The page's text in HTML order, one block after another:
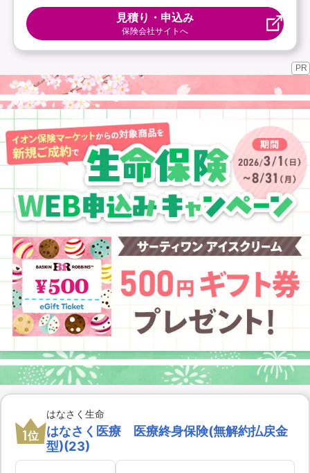
見積り・申込み
保険会社サイトへ
PR
1位
はなさく生命
はなさく医療 医療終身保険(無解約払戻金
型)(23)